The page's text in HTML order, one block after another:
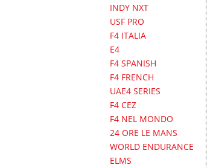
INDY NXT
USF PRO
F4 ITALIA
E4
F4 SPANISH
F4 FRENCH
UAE4 SERIES
F4 CEZ
F4 NEL MONDO
24 ORE LE MANS
WORLD ENDURANCE
ELMS